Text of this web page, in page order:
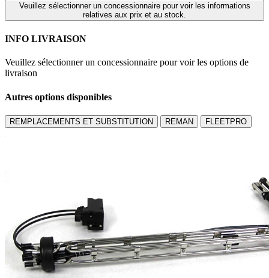
Veuillez sélectionner un concessionnaire pour voir les informations
relatives aux prix et au stock.
INFO LIVRAISON
Veuillez sélectionner un concessionnaire pour voir les options de
livraison
Autres options disponibles
REMPLACEMENTS ET SUBSTITUTION REMAN FLEETPRO